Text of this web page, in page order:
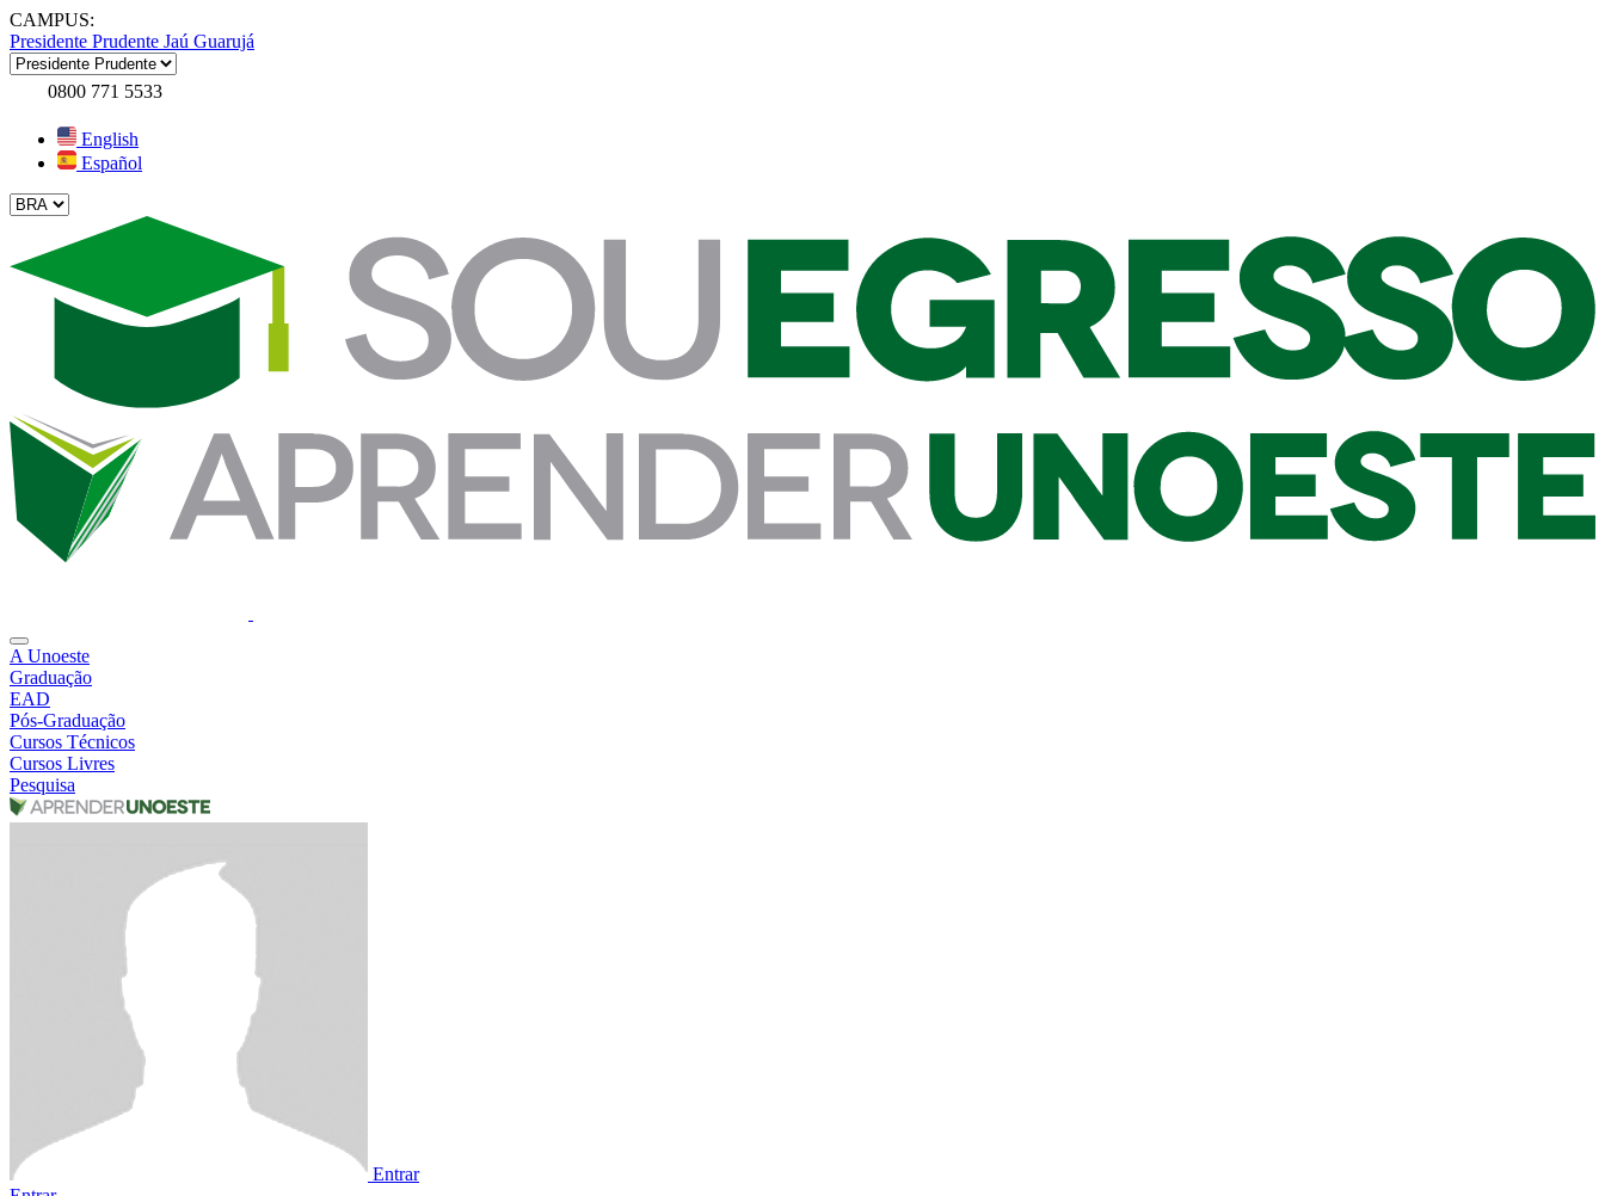
CAMPUS:
Presidente Prudente Jaú Guarujá
0800 771 5533
English
Español
A Unoeste
Graduação
EAD
Pós-Graduação
Cursos Técnicos
Cursos Livres
Pesquisa
Entrar